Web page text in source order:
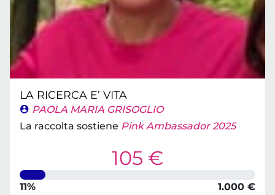
LA RICERCA E’ VITA
PAOLA MARIA GRISOGLIO
La raccolta sostiene Pink Ambassador 2025
105 €
11%
1.000 €